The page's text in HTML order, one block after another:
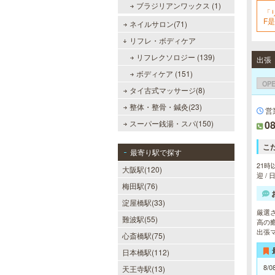
ブラジリアンワックス (1)
ネイルサロン(71)
リフレ・ボディケア
リフレクソロジー (139)
ボディケア (151)
タイ古式マッサージ(8)
整体・整骨・鍼灸(23)
スーパー銭湯・スパ(150)
最寄り駅で探す
大阪駅(120)
梅田駅(76)
淀屋橋駅(33)
難波駅(55)
心斎橋駅(75)
日本橋駅(112)
天王寺駅(13)
F
出張
営
こ
21時
迎 /
厳選
高の
出張
8/